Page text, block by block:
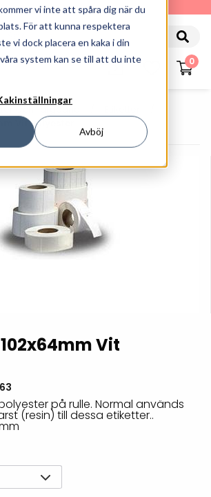
vi inte att spåra dig när du
För att kunna respektera
vi dock placera en kaka i din
system kan se till att du inte
Avböj
0
Och Färgband
Vit Polyester
Vit
på rulle. Normal används
(resin) till dessa etiketter..